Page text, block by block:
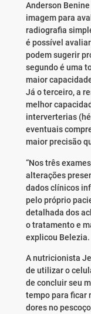
Anderson
imagem para
radiografia
é possível
podem sugerir
segundo é uma
maior
Já o terceiro, a
melhor
interverterias
eventuais
maior precisão
“Nos três
alterações
dados clínicos
pelo próprio
detalhada dos
o tratamento e
explicou Belezia.
A nutricionista
de utilizar o
de concluir seu
tempo para ficar
dores no